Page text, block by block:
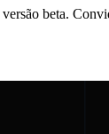
beta.